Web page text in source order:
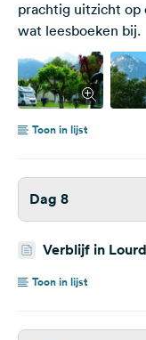
prachtig uitzicht op
wat leesboeken bij.
Toon in lijst
Dag 8
Verblijf in
Toon in lijst